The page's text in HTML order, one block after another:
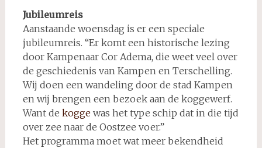
Jubileumreis
Aanstaande woensdag is er een speciale
jubileumreis. “Er komt een historische lezing
door Kampenaar Cor Adema, die weet veel over
de geschiedenis van Kampen en Terschelling.
Wij doen een wandeling door de stad Kampen
en wij brengen een bezoek aan de koggewerf.
Want de koggewas het type schip dat in die tijd
over zee naar de Oostzee voer.”
Het programma moet wat meer bekendheid